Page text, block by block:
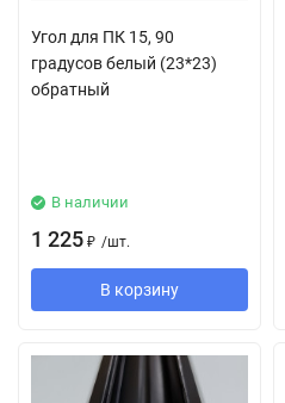
Угол для ПК 15, 90
градусов белый (23*23)
обратный
В наличии
1 225 ₽ /шт.
В корзину